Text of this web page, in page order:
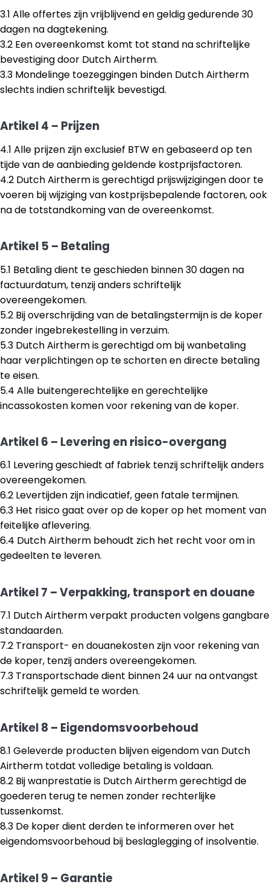
3.1 Alle offertes zijn vrijblijvend en geldig gedurende 30
dagen na dagtekening.
3.2 Een overeenkomst komt tot stand na schriftelijke
bevestiging door Dutch Airtherm.
3.3 Mondelinge toezeggingen binden Dutch Airtherm
slechts indien schriftelijk bevestigd.
Artikel 4 – Prijzen
4.1 Alle prijzen zijn exclusief BTW en gebaseerd op ten
tijde van de aanbieding geldende kostprijsfactoren.
4.2 Dutch Airtherm is gerechtigd prijswijzigingen door te
voeren bij wijziging van kostprijsbepalende factoren, ook
na de totstandkoming van de overeenkomst.
Artikel 5 – Betaling
5.1 Betaling dient te geschieden binnen 30 dagen na
factuurdatum, tenzij anders schriftelijk
overeengekomen.
5.2 Bij overschrijding van de betalingstermijn is de koper
zonder ingebrekestelling in verzuim.
5.3 Dutch Airtherm is gerechtigd om bij wanbetaling
haar verplichtingen op te schorten en directe betaling
te eisen.
5.4 Alle buitengerechtelijke en gerechtelijke
incassokosten komen voor rekening van de koper.
Artikel 6 – Levering en risico-overgang
6.1 Levering geschiedt af fabriek tenzij schriftelijk anders
overeengekomen.
6.2 Levertijden zijn indicatief, geen fatale termijnen.
6.3 Het risico gaat over op de koper op het moment van
feitelijke aflevering.
6.4 Dutch Airtherm behoudt zich het recht voor om in
gedeelten te leveren.
Artikel 7 – Verpakking, transport en douane
7.1 Dutch Airtherm verpakt producten volgens gangbare
standaarden.
7.2 Transport- en douanekosten zijn voor rekening van
de koper, tenzij anders overeengekomen.
7.3 Transportschade dient binnen 24 uur na ontvangst
schriftelijk gemeld te worden.
Artikel 8 – Eigendomsvoorbehoud
8.1 Geleverde producten blijven eigendom van Dutch
Airtherm totdat volledige betaling is voldaan.
8.2 Bij wanprestatie is Dutch Airtherm gerechtigd de
goederen terug te nemen zonder rechterlijke
tussenkomst.
8.3 De koper dient derden te informeren over het
eigendomsvoorbehoud bij beslaglegging of insolventie.
Artikel 9 – Garantie